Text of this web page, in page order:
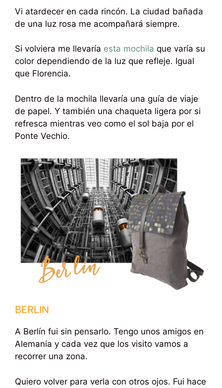
Vi atardecer en cada rincón. La ciudad bañada
de una luz rosa me acompañará siempre.
Si volviera me llevaría esta mochila que varía su
color dependiendo de la luz que refleje. Igual
que Florencia.
Dentro de la mochila llevaría una guía de viaje
de papel. Y también una chaqueta ligera por si
refresca mientras veo como el sol baja por el
Ponte Vechio.
BERLIN
A Berlín fui sin pensarlo. Tengo unos amigos en
Alemania y cada vez que los visito vamos a
recorrer una zona.
Quiero volver para verla con otros ojos. Fui hace